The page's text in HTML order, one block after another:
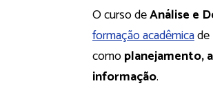
O curso deAnálise e
formação acadêmica
comoplanejamento,
informação.